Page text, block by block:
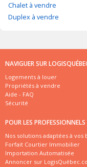
Chalet à vendre
Duplex à vendre
NAVIGUER SUR
Logements à louer
Propriétés à vendre
Aide - FAQ
Sécurité
POUR LES PROFESSIONNELS
Nos solutions adaptées à vos
Forfait Courtier Immobilier
Importation Automatisée
Annoncer sur